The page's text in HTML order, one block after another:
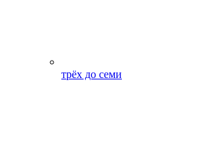
трёх до семи